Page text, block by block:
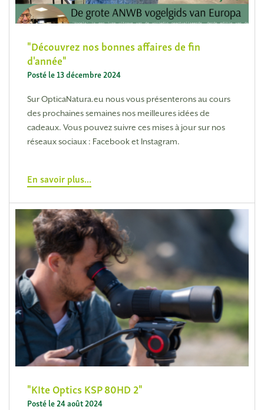
Découvrez nos bonnes affaires de fin
d'année
Posté le 13 décembre 2024
Sur OpticaNatura.eu nous vous présenterons au cours
des prochaines semaines nos meilleures idées de
cadeaux. Vous pouvez suivre ces mises à jour sur nos
réseaux sociaux : Facebook et Instagram.
En savoir plus...
KIte Optics KSP 80HD 2
Posté le 24 août 2024